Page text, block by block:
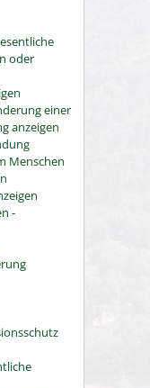
oder
einer
anzeigen
Menschen
-